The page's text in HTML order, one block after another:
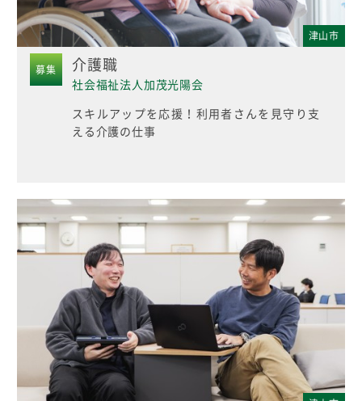
津山市
募集 介護職
社会福祉法人加茂光陽会
スキルアップを応援！利用者さんを見守り支
える介護の仕事